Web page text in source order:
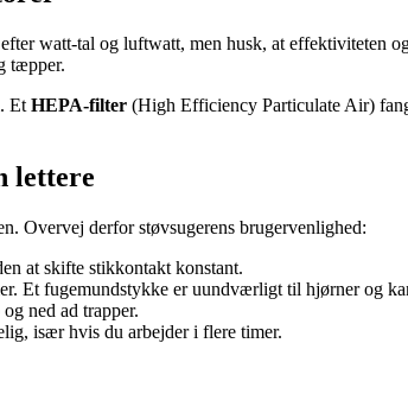
watt-tal og luftwatt, men husk, at effektiviteten
tæpper.
Et HEPA-filter (High Efficiency Particulate Air)
lettere
Overvej derfor støvsugerens brugervenlighed:
at skifte stikkontakt konstant.
Et fugemundstykke er uundværligt til hjørner og
ned ad trapper.
især hvis du arbejder i flere timer.